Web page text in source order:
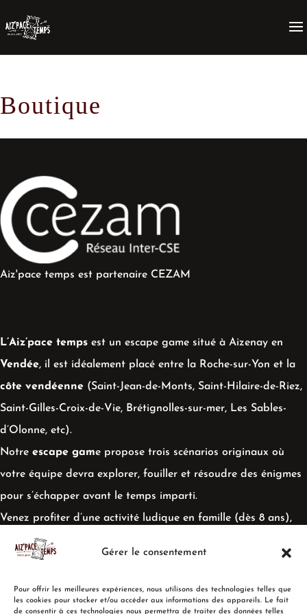
Gérer le consentement
Pour offrir les meilleures expériences, nous utilisons des technologies telles que
les cookies pour stocker et/ou accéder aux informations des appareils. Le fait
de consentir à ces technologies nous permettra de traiter des données telles
Boutique
Aiz'pace temps est partenaire CEZAM
L’Aiz’pace temps est un escape game situé à Aizenay en
Vendée, il est idéalement placé entre la Roche-sur-Yon et la
côte vendéenne (Saint-Jean-de-Monts, Saint-Hilaire-de-Riez,
Saint-Gilles-Croix-de-Vie, Brétignolles-sur-mer, Les Sables-
d’Olonne, etc).
Notre escape game propose trois scénarios originaux où
votre équipe devra explorer, fouiller et résoudre des énigmes
pour s’échapper avant le temps imparti.
Venez profiter d’une activité ludique en famille (dès 8 ans),
entre amis ou entre collègues !